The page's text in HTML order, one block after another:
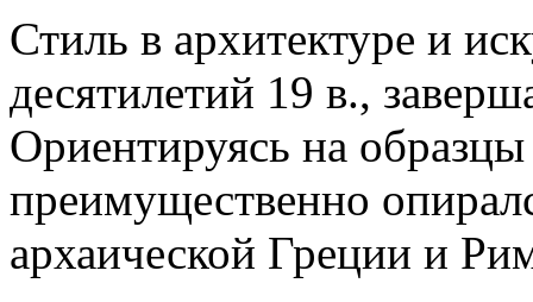
Стиль в архитектуре и
десятилетий 19 в.,
Ориентируясь на
преимущественно
архаической Греции и